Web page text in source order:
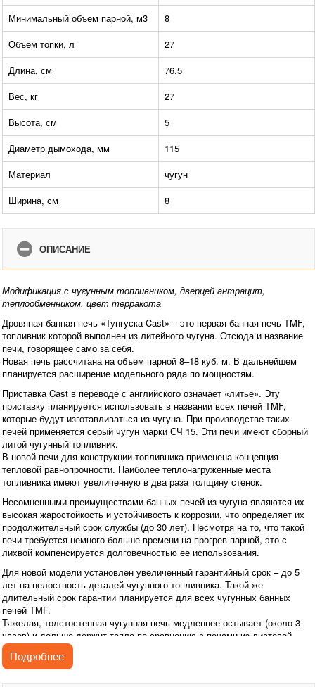
Минимальный объем парной, м3
8
Объем топки, л
27
Длина, см
76.5
Вес, кг
27
Высота, см
5
Диаметр дымохода, мм
115
Материал
чугун
Ширина, см
8
ОПИСАНИЕ
Модификация с чугунным топливником, дверцей антрацит,
теплообменником, цвет терракота
Дровяная банная печь «Тунгуска Cast» – это первая банная печь TMF,
топливник которой выполнен из литейного чугуна. Отсюда и название
печи, говорящее само за себя.
Новая печь рассчитана на объем парной 8–18 куб. м. В дальнейшем
планируется расширение модельного ряда по мощностям.
Приставка Cast в переводе с английского означает «литье». Эту
приставку планируется использовать в названии всех печей TMF,
которые будут изготавливаться из чугуна. При производстве таких
печей применяется серый чугун марки СЧ 15. Эти печи имеют сборный
литой чугунный топливник.
В новой печи для конструкции топливника применена концепция
тепловой равнопрочности. Наиболее теплонагруженные места
топливника имеют увеличенную в два раза толщину стенок.
Несомненными преимуществами банных печей из чугуна являются их
высокая жаростойкость и устойчивость к коррозии, что определяет их
продолжительный срок службы (до 30 лет). Несмотря на то, что такой
печи требуется немного больше времени на прогрев парной, это с
лихвой компенсируется долговечностью ее использования.
Для новой модели установлен увеличенный гарантийный срок – до 5
лет на целостность деталей чугунного топливника. Такой же
длительный срок гарантии планируется для всех чугунных банных
печей TMF.
Тяжелая, толстостенная чугунная печь медленнее остывает (около 3
часов) и дольше держит тепло по сравнению с печами из листовой
стали. Кроме того, теплопроводность чугуна в разы превышает
теплопроводность жаростойких сталей. Поэтому чугунный топливник
нагревается более равномерно по всем поверхностям нагрева.
Подробнее